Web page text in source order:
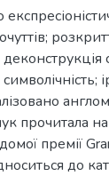
прочитала
премії
до